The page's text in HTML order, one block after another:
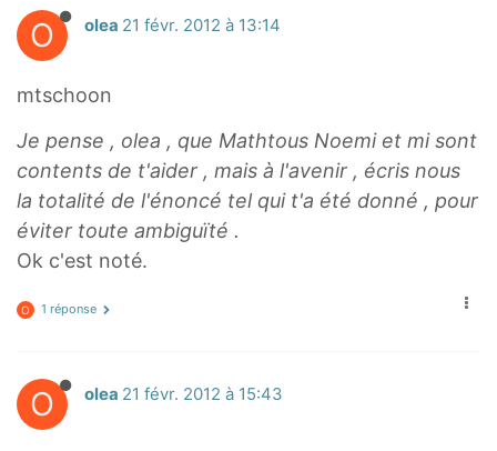
O olea 21 févr. 2012 à 13:14
mtschoon
Je pense , olea , que Mathtous Noemi et mi sont
contents de t'aider , mais à l'avenir , écris nous
la totalité de l'énoncé tel qui t'a été donné , pour
éviter toute ambiguïté .
Ok c'est noté.
O 1 réponse
O olea 21 févr. 2012 à 15:43